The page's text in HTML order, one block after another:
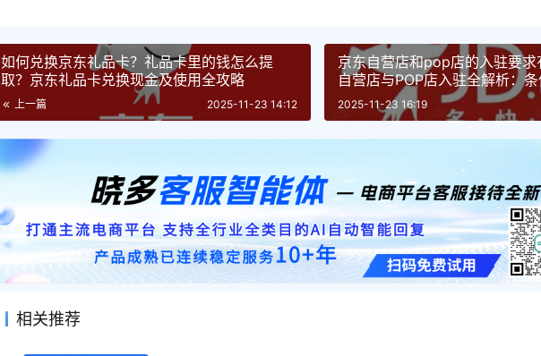
如何兑换京东礼品卡？礼品卡里的钱怎么提
取？京东礼品卡兑换现金及使用全攻略
上一篇 2025-11-23 14:12
京东自营店和pop店的入驻要求
自营店与POP店入驻全解析：
择指南
2025-11-23 16:19
相关推荐